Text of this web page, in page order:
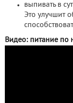
выпивать в
Это улучшит
Видео: питание по